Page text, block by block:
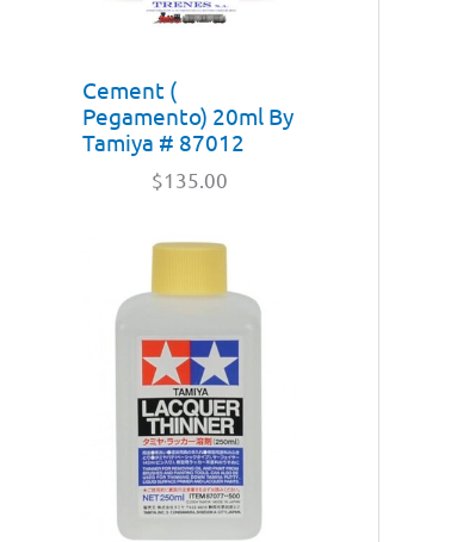
Cement (
Pegamento) 20ml By
Tamiya # 87012
$135.00